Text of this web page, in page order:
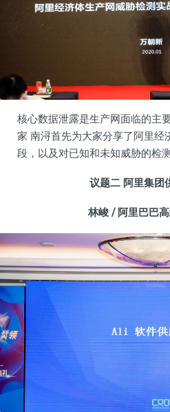
核心数据泄露是生产网面临的主
家 南浔首先为大家分享了阿里经
段，以及对已知和未知威胁的检
议题二 阿里集团
林峻 / 阿里巴巴